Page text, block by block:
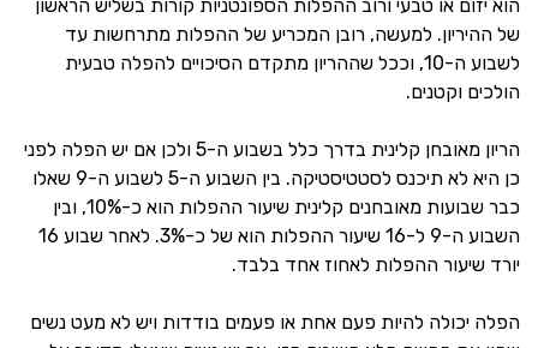
הוא יזום או טבעי ורוב ההפלות הספונטניות קורות בשליש הראשון
של ההיריון. למעשה, רובן המכריע של ההפלות מתרחשות עד
לשבוע ה-10, וככל שההריון מתקדם הסיכויים להפלה טבעית
הולכים וקטנים.
הריון מאובחן קלינית בדרך כלל בשבוע ה-5 ולכן אם יש הפלה לפני
כן היא לא תיכנס לסטטיסטיקה. בין השבוע ה-5 לשבוע ה-9 שאלו
כבר שבועות מאובחנים קלינית שיעור ההפלות הוא כ-10%, ובין
השבוע ה-9 ל-16 שיעור ההפלות הוא של כ-3%. לאחר שבוע 16
יורד שיעור ההפלות לאחוז אחד בלבד.
הפלה יכולה להיות פעם אחת או פעמים בודדות ויש לא מעט נשים